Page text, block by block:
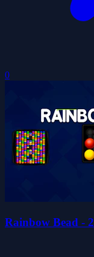
0
Rainbow Bead -